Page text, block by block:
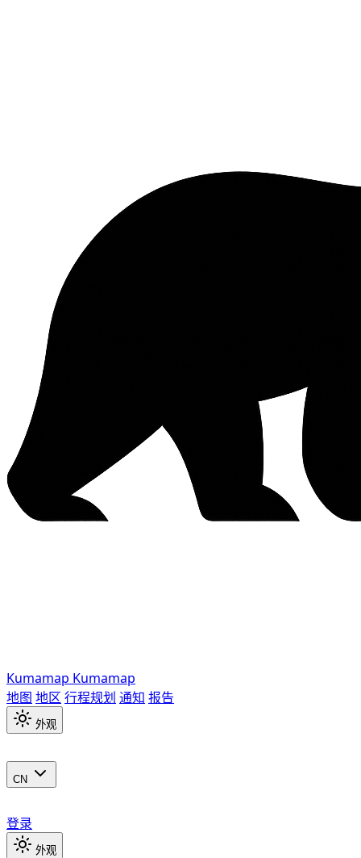
Kumamap Kumamap
地图 地区 行程规划 通知 报告
外观
CN
登录
外观